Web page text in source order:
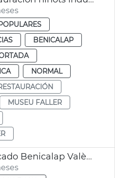
BENICALAP
NORMAL
MUSEU FALLER
Obras sótano Mercado Benicalap València